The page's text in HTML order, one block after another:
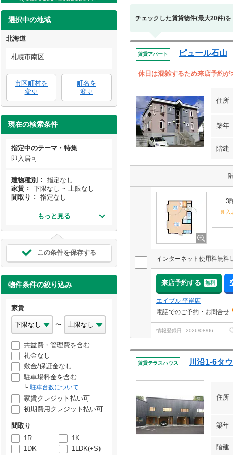
選択中の地域
北海道
札幌市南区
市区町村を
変更
町名を
変更
現在の検索条件
指定中のテーマ・特集
即入居可
建物種別
指定なし
家賃
下限なし ~ 上限なし
間取り
指定なし
もっと見る
この条件を保存する
物件条件の絞り込み
家賃
〜
共益費・管理費を含む
礼金なし
敷金/保証金なし
駐車場料金を含む
駐車台数について
家賃クレジット払い可
初期費用クレジット払い可
間取り
1R
1K
1DK
1LDK(+S)
チェックした賃貸物件(最大20件)を
賃貸アパート ピュール石山
休日は混雑するため来店予約が
住所
築年
階建
3
即入
来店予約する 無料
エイブル 平岸店
電話でのご予約・お問合せ
情報登録日 2026/08/06
賃貸テラスハウス 川沿1-6タ
住所
築年
階建